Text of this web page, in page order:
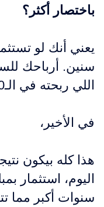
باختصار أكثر؟
اللي ربحته في الـ10 سنين الأولى.
في الأخير،
هذا كله بيكون
اليوم، استثمار
سنوات أكبر مما